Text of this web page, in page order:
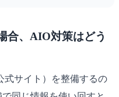
合、AIO対策はどう
式サイト）を整備するの